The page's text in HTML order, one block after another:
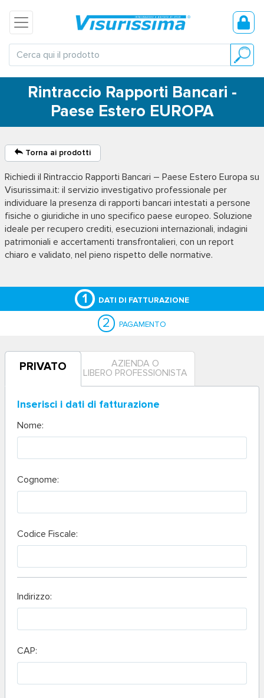
Rintraccio Rapporti Bancari -
Paese Estero EUROPA
Torna ai prodotti
Richiedi il Rintraccio Rapporti Bancari – Paese Estero Europa su
Visurissima.it: il servizio investigativo professionale per
individuare la presenza di rapporti bancari intestati a persone
fisiche o giuridiche in uno specifico paese europeo. Soluzione
ideale per recupero crediti, esecuzioni internazionali, indagini
patrimoniali e accertamenti transfrontalieri, con un report
chiaro e validato, nel pieno rispetto delle normative.
1 DATI DI FATTURAZIONE
2 PAGAMENTO
PRIVATO
AZIENDA O
LIBERO PROFESSIONISTA
Inserisci i dati di fatturazione
Nome:
Cognome:
Codice Fiscale:
Indirizzo:
CAP: